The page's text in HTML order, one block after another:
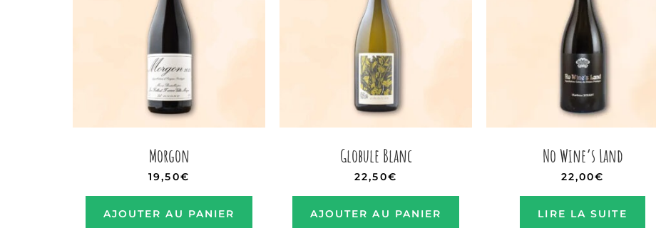
Morgon
19,50€
AJOUTER AU PANIER
Globule Blanc
22,50€
AJOUTER AU PANIER
No Wine’s Land
22,00€
LIRE LA SUITE